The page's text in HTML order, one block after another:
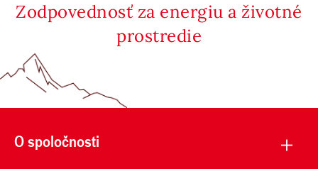
Zodpovednosť za energiu a životné
prostredie
O spoločnosti